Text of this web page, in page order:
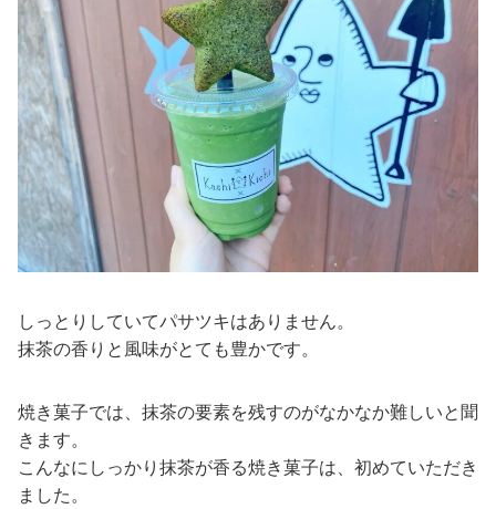
しっとりしていてパサツキはありません。
抹茶の香りと風味がとても豊かです。
焼き菓子では、抹茶の要素を残すのがなかなか難しいと聞
きます。
こんなにしっかり抹茶が香る焼き菓子は、初めていただき
ました。